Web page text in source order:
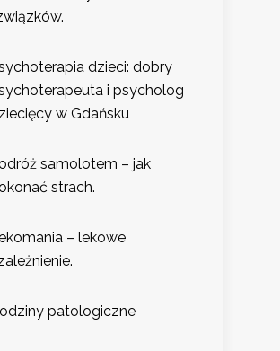
dzieci: dobry
i psycholog
w Gdańsku
samolotem – jak
strach.
– lekowe
patologiczne